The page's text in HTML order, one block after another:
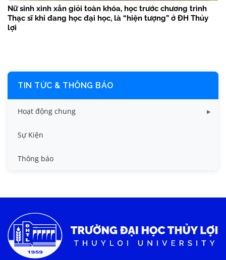
Nữ sinh xinh xắn giỏi toàn khóa, học trước chương trình
Thạc sĩ khi đang học đại học, là “hiện tượng” ở ĐH Thủy
lợi
TIN TỨC & THÔNG BÁO
Hoạt động chung
Tin công tác sinh viên
Tin đào tạo
Tin tức chung
Sự Kiện
Thông báo